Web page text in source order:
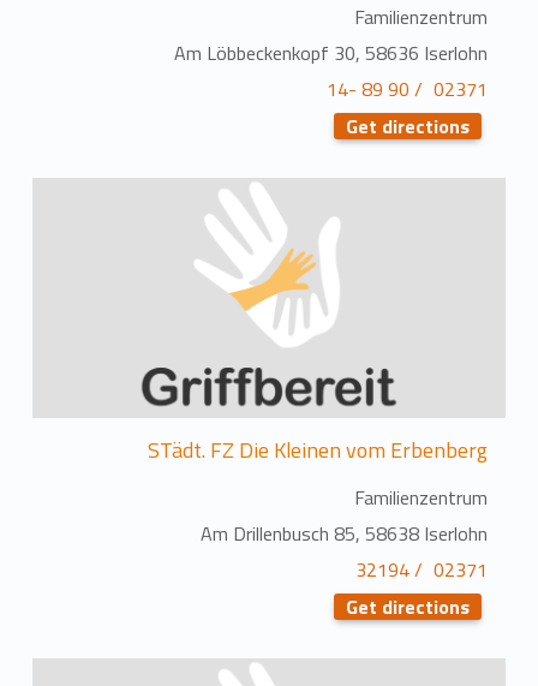
Familienzentrum
Am Löbbeckenkopf 30, 58636 Iserlohn
02371 / 90 89 -14
Get directions
STädt. FZ Die Kleinen vom Erbenberg
Familienzentrum
Am Drillenbusch 85, 58638 Iserlohn
02371 / 32194
Get directions